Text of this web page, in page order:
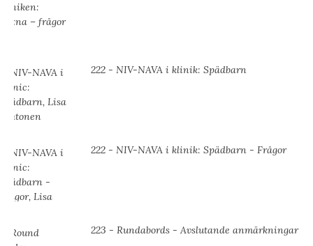
222 - NIV-NAVA i klinik: Spädbarn
222 - NIV-NAVA i klinik: Spädbarn - Frågor
223 - Rundabords - Avslutande anmärkningar